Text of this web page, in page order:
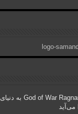
God of War Ragnarok به دنیای